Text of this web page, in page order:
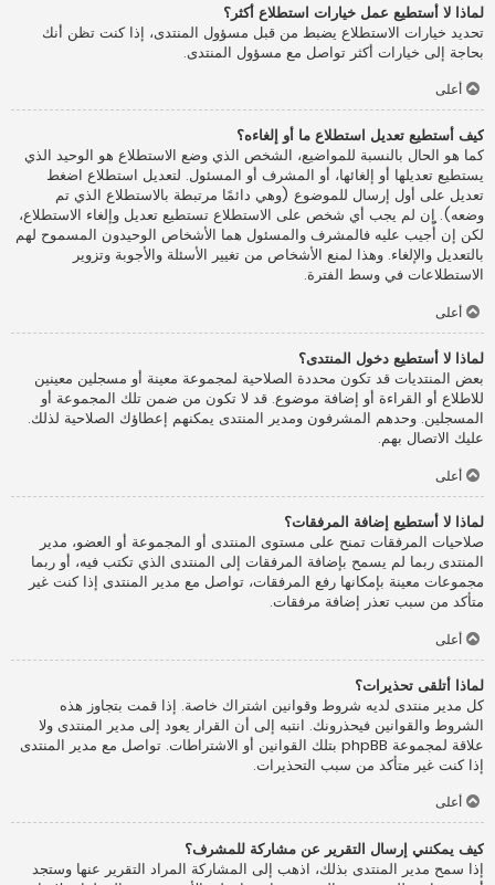
لماذا لا أستطيع عمل خيارات استطلاع أكثر؟
تحديد خيارات الاستطلاع يضبط من قبل مسؤول المنتدى، إذا كنت تظن أنك
بحاجة إلى خيارات أكثر تواصل مع مسؤول المنتدى.
أعلى
كيف أستطيع تعديل استطلاع ما أو إلغاءه؟
كما هو الحال بالنسبة للمواضيع، الشخص الذي وضع الاستطلاع هو الوحيد الذي
يستطيع تعديلها أو إلغائها، أو المشرف أو المسئول. لتعديل استطلاع اضغط
تعديل على أول إرسال للموضوع (وهي دائمًا مرتبطة بالاستطلاع الذي تم
وضعه). إن لم يجب أي شخص على الاستطلاع تستطيع تعديل وإلغاء الاستطلاع،
لكن إن أُجيب عليه فالمشرف والمسئول هما الأشخاص الوحيدون المسموح لهم
بالتعديل والإلغاء. وهذا لمنع الأشخاص من تغيير الأسئلة والأجوبة وتزوير
الاستطلاعات في وسط الفترة.
أعلى
لماذا لا أستطيع دخول المنتدى؟
بعض المنتديات قد تكون محددة الصلاحية لمجموعة معينة أو مسجلين معينين
للاطلاع أو القراءة أو إضافة موضوع. قد لا تكون من ضمن تلك المجموعة أو
المسجلين. وحدهم المشرفون ومدير المنتدى يمكنهم إعطاؤك الصلاحية لذلك.
عليك الاتصال بهم.
أعلى
لماذا لا أستطيع إضافة المرفقات؟
صلاحيات المرفقات تمنح على مستوى المنتدى أو المجموعة أو العضو، مدير
المنتدى ربما لم يسمح بإضافة المرفقات إلى المنتدى الذي تكتب فيه، أو ربما
مجموعات معينة بإمكانها رفع المرفقات، تواصل مع مدير المنتدى إذا كنت غير
متأكد من سبب تعذر إضافة مرفقات.
أعلى
لماذا أتلقى تحذيرات؟
كل مدير منتدى لديه شروط وقوانين اشتراك خاصة. إذا قمت بتجاوز هذه
الشروط والقوانين فيحذرونك. انتبه إلى أن القرار يعود إلى مدير المنتدى ولا
علاقة لمجموعة phpBB بتلك القوانين أو الاشتراطات. تواصل مع مدير المنتدى
إذا كنت غير متأكد من سبب التحذيرات.
أعلى
كيف يمكنني إرسال التقرير عن مشاركة للمشرف؟
إذا سمح مدير المنتدى بذلك، اذهب إلى المشاركة المراد التقرير عنها وستجد